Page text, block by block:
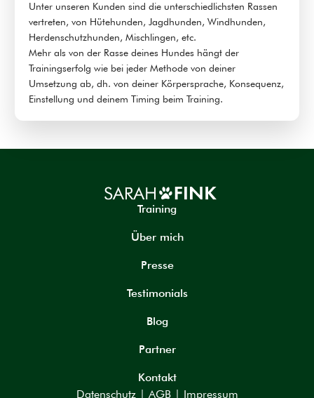
Unter unseren Kunden sind die unterschiedlichsten Rassen
vertreten, von Hütehunden, Jagdhunden, Windhunden,
Herdenschutzhunden, Mischlingen, etc.
Mehr als von der Rasse deines Hundes hängt der
Trainingserfolg wie bei jeder Methode von deiner
Umsetzung ab, dh. von deiner Körpersprache, Konsequenz,
Einstellung und deinem Timing beim Training.
Training
Über mich
Presse
Testimonials
Blog
Partner
Kontakt
Datenschutz| AGB| Impressum